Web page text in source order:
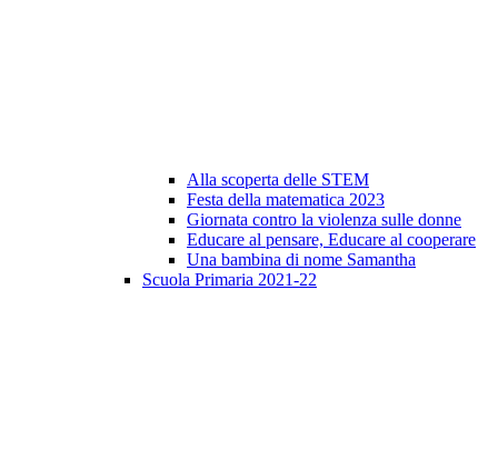
Alla scoperta delle STEM
Festa della matematica 2023
Giornata contro la violenza sulle donne
Educare al pensare, Educare al cooperare
Una bambina di nome Samantha
Scuola Primaria 2021-22